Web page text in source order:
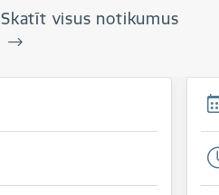
Skatīt visus notikumus